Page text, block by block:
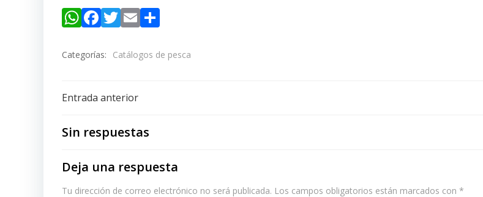
WhatsApp
Facebook
Twitter
Email
Categorías: Catálogos de pesca
Navegación
de
entradas
Entrada anterior
Sin respuestas
Deja una respuesta
Tu dirección de correo electrónico no será publicada. Los campos obligatorios están marcados con *